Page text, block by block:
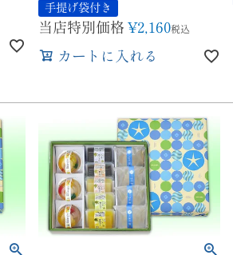
手提げ袋付き
当店特別価格 ¥2,160税込
カートに入れる